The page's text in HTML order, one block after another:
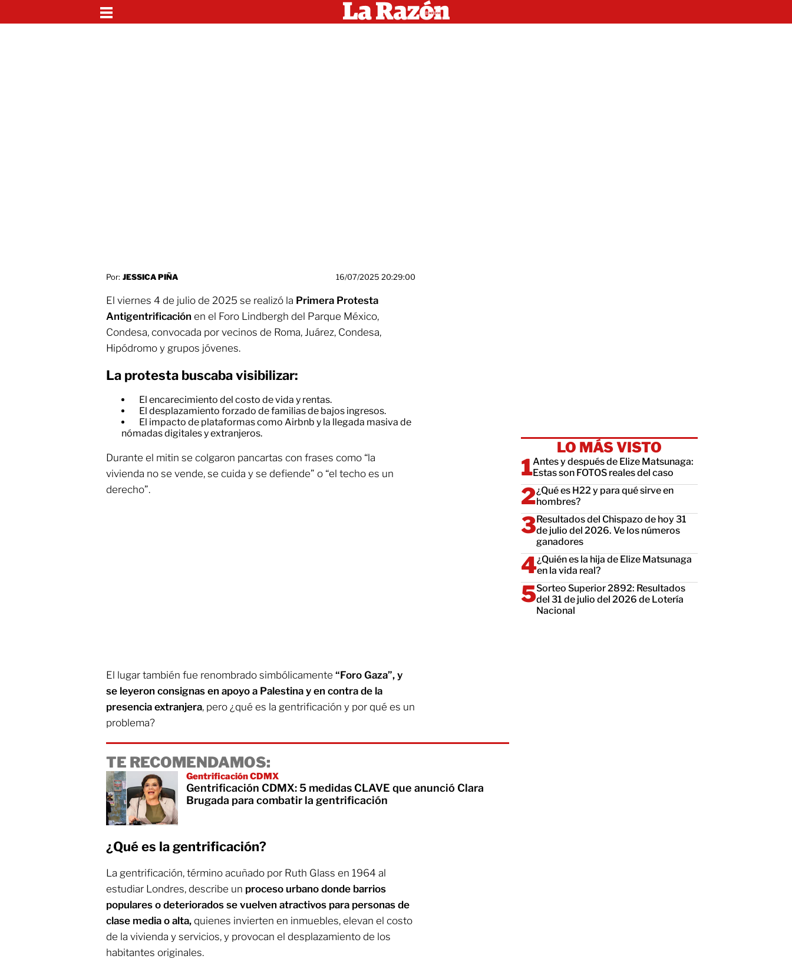
Por: JESSICA PIÑA 16/07/2025 20:29:00
El viernes 4 de julio de 2025 se realizó la Primera Protesta
Antigentrificación en el Foro Lindbergh del Parque México,
Condesa, convocada por vecinos de Roma, Juárez, Condesa,
Hipódromo y grupos jóvenes.
La protesta buscaba visibilizar:
El encarecimiento del costo de vida y rentas.
El desplazamiento forzado de familias de bajos ingresos.
El impacto de plataformas como Airbnb y la llegada masiva de
nómadas digitales y extranjeros.
Durante el mitin se colgaron pancartas con frases como “la
vivienda no se vende, se cuida y se defiende” o “el techo es un
derecho”.
El lugar también fue renombrado simbólicamente “Foro Gaza”, y
se leyeron consignas en apoyo a Palestina y en contra de la
presencia extranjera, pero ¿qué es la gentrificación y por qué es un
problema?
TE RECOMENDAMOS:
Gentrificación CDMX
Gentrificación CDMX: 5 medidas CLAVE que anunció Clara
Brugada para combatir la gentrificación
¿Qué es la gentrificación?
La gentrificación, término acuñado por Ruth Glass en 1964 al
estudiar Londres, describe un proceso urbano donde barrios
populares o deteriorados se vuelven atractivos para personas de
clase media o alta, quienes invierten en inmuebles, elevan el costo
de la vivienda y servicios, y provocan el desplazamiento de los
habitantes originales.
LO MÁS VISTO
Antes y después de Elize Matsunaga:
Estas son FOTOS reales del caso
¿Qué es H22 y para qué sirve en
hombres?
Resultados del Chispazo de hoy 31
de julio del 2026. Ve los números
ganadores
¿Quién es la hija de Elize Matsunaga
en la vida real?
Sorteo Superior 2892: Resultados
del 31 de julio del 2026 de Lotería
Nacional